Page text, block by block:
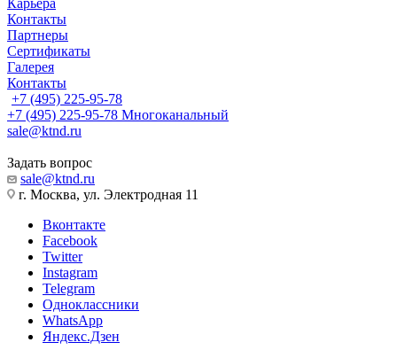
Карьера
Контакты
Партнеры
Сертификаты
Галерея
Контакты
+7 (495) 225-95-78
+7 (495) 225-95-78 Многоканальный
sale@ktnd.ru
Задать вопрос
sale@ktnd.ru
г. Москва, ул. Электродная 11
Вконтакте
Facebook
Twitter
Instagram
Telegram
Одноклассники
WhatsApp
Яндекс.Дзен